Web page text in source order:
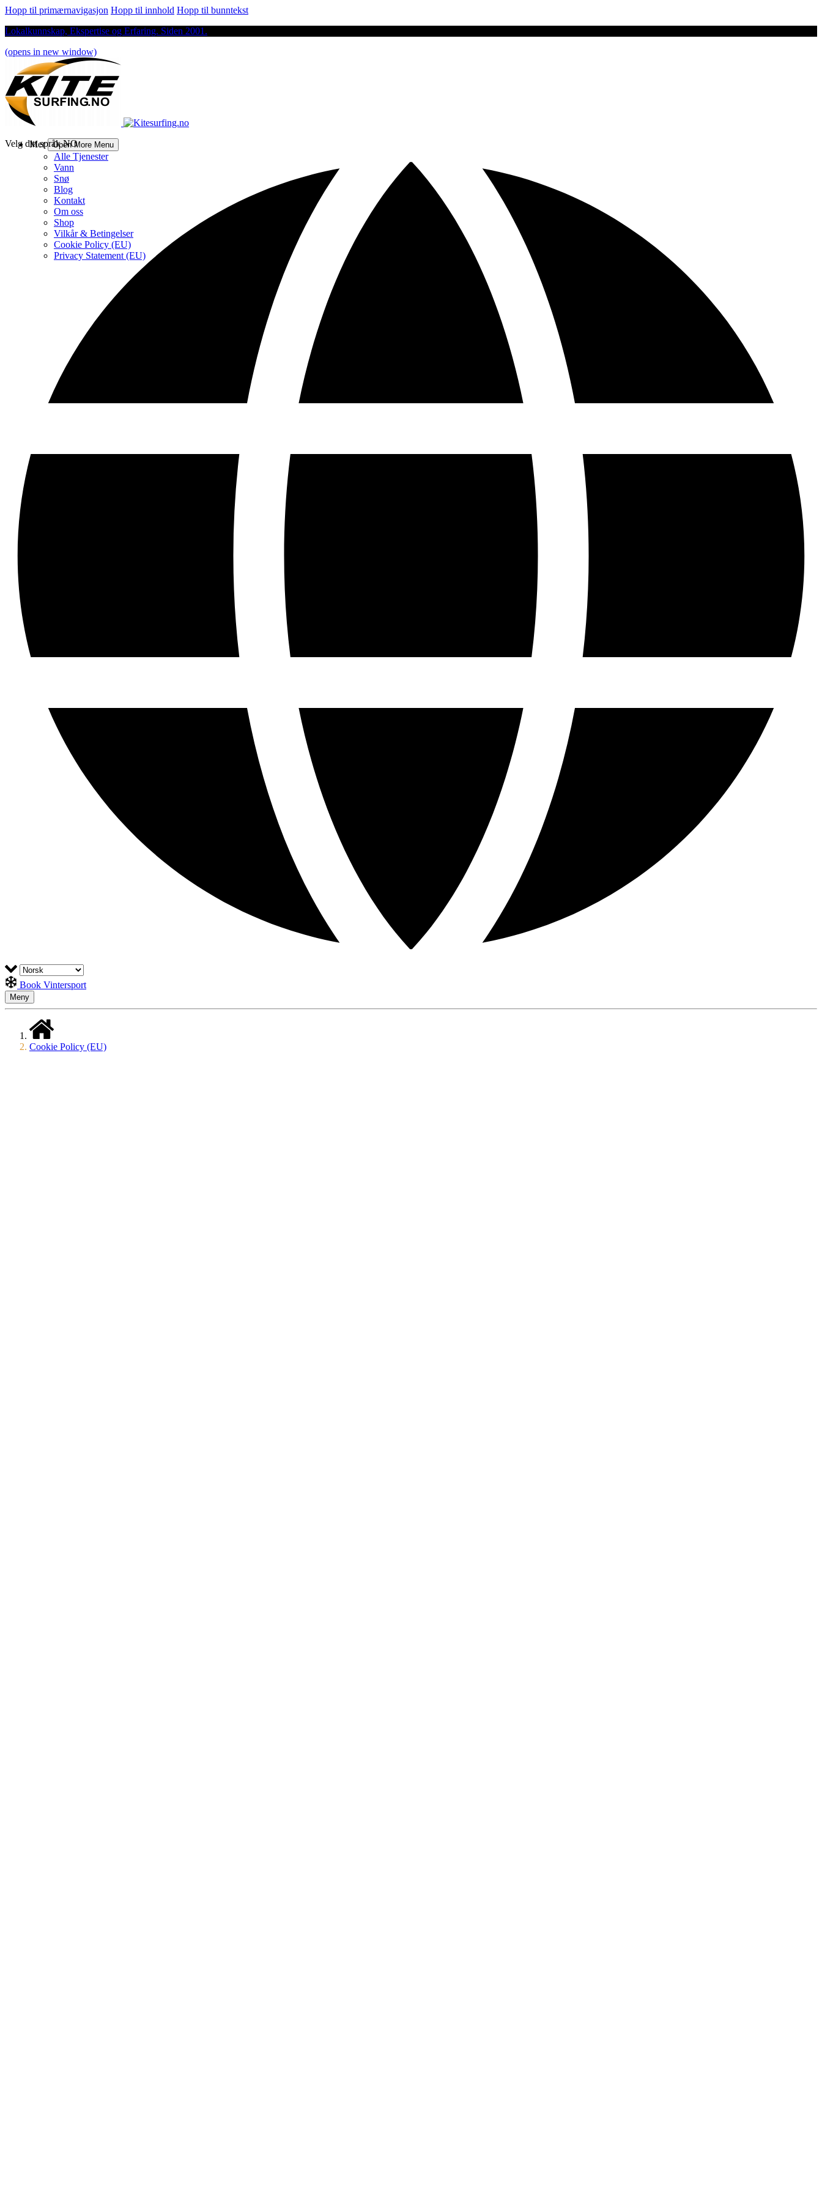
Hopp til primærnavigasjon Hopp til innhold Hopp til bunntekst
Lokalkunnskap, Ekspertise og Erfaring. Siden 2001.
(opens in new window)
Mer Open More Menu
Alle Tjenester
Vann
Snø
Blog
Kontakt
Om oss
Shop
Vilkår & Betingelser
Cookie Policy (EU)
Privacy Statement (EU)
Velg ditt språk NO
Book Vintersport
Meny
Cookie Policy (EU)